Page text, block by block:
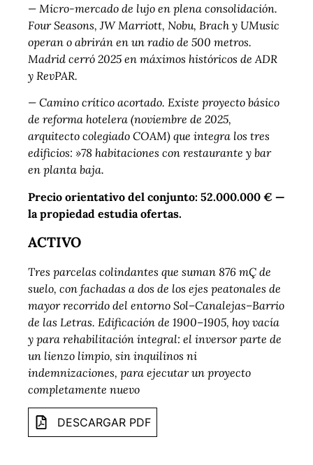
— Micro-mercado de lujo en plena consolidación.
Four Seasons, JW Marriott, Nobu, Brach y UMusic
operan o abrirán en un radio de 500 metros.
Madrid cerró 2025 en máximos históricos de ADR
y RevPAR.
— Camino crítico acortado. Existe proyecto básico
de reforma hotelera (noviembre de 2025,
arquitecto colegiado COAM) que integra los tres
edificios: »78 habitaciones con restaurante y bar
en planta baja.
Precio orientativo del conjunto: 52.000.000 € —
la propiedad estudia ofertas.
ACTIVO
Tres parcelas colindantes que suman 876 mÇ de
suelo, con fachadas a dos de los ejes peatonales de
mayor recorrido del entorno Sol–Canalejas–Barrio
de las Letras. Edificación de 1900–1905, hoy vacía
y para rehabilitación integral: el inversor parte de
un lienzo limpio, sin inquilinos ni
indemnizaciones, para ejecutar un proyecto
completamente nuevo
DESCARGAR PDF